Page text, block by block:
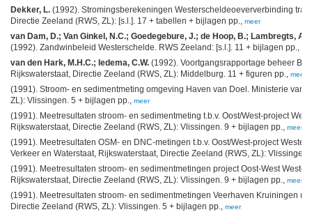
Dekker, L. (1992). Stromingsberekeningen Westerscheldeoeververbinding
Directie Zeeland (RWS, ZL): [s.l.]. 17 + tabellen + bijlagen pp.,
meer
van Dam, D.; Van Ginkel, N.C.; Goedegebure, J.; de Hoop, B.; Lambregts,
(1992). Zandwinbeleid Westerschelde. RWS Zeeland: [s.l.]. 11 + bijlagen pp.,
van den Hark, M.H.C.; Iedema, C.W. (1992). Voortgangsrapportage beheer
Rijkswaterstaat, Directie Zeeland (RWS, ZL): Middelburg. 11 + figuren pp.,
meer
(1991). Stroom- en sedimentmeting omgeving Haven van Doel. Ministerie van
ZL): Vlissingen. 5 + bijlagen pp.,
meer
(1991). Meetresultaten stroom- en sedimentmeting t.b.v. Oost/West-project
Rijkswaterstaat, Directie Zeeland (RWS, ZL): Vlissingen. 9 + bijlagen pp.,
meer
(1991). Meetresultaten OSM- en DNC-metingen t.b.v. Oost/West-project
Verkeer en Waterstaat, Rijkswaterstaat, Directie Zeeland (RWS, ZL):
(1991). Meetresultaten stroom- en sedimentmetingen project Oost-West
Rijkswaterstaat, Directie Zeeland (RWS, ZL): Vlissingen. 9 + bijlagen pp.,
meer
(1991). Meetresultaten stroom- en sedimentmetingen Veerhaven Kruiningen
Directie Zeeland (RWS, ZL): Vlissingen. 5 + bijlagen pp.,
meer